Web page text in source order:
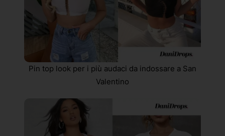
Pin top look per i più audaci da indossare a San
Valentino